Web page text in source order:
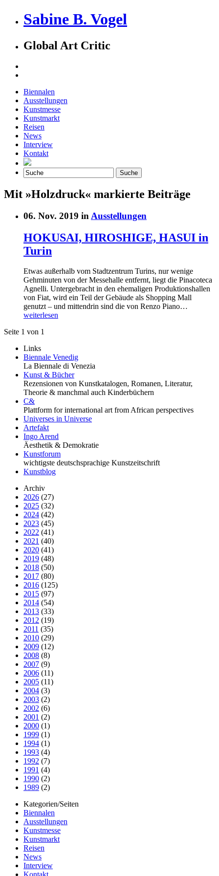
Sabine B. Vogel
Global Art Critic
Biennalen
Ausstellungen
Kunstmesse
Kunstmarkt
Reisen
News
Interview
Kontakt
Mit »Holzdruck« markierte Beiträge
06. Nov. 2019 in Ausstellungen
HOKUSAI, HIROSHIGE, HASUI in
Turin
Etwas außerhalb vom Stadtzentrum Turins, nur wenige
Gehminuten von der Messehalle entfernt, liegt die Pinacoteca
Agnelli. Untergebracht in den ehemaligen Produktionshallen
von Fiat, wird ein Teil der Gebäude als Shopping Mall
genutzt – und mittendrin sind die von Renzo Piano…
weiterlesen
Seite 1 von 1
Links
Biennale Venedig
La Biennale di Venezia
Kunst & Bücher
Rezensionen von Kunstkatalogen, Romanen, Literatur,
Theorie & manchmal auch Kinderbüchern
C&
Plattform for international art from African perspectives
Universes in Universe
Artefakt
Ingo Arend
Äesthetik & Demokratie
Kunstforum
wichtigste deutschsprachige Kunstzeitschrift
Kunstblog
Archiv
2026 (27)
2025 (32)
2024 (42)
2023 (45)
2022 (41)
2021 (40)
2020 (41)
2019 (48)
2018 (50)
2017 (80)
2016 (125)
2015 (97)
2014 (54)
2013 (33)
2012 (19)
2011 (35)
2010 (29)
2009 (12)
2008 (8)
2007 (9)
2006 (11)
2005 (11)
2004 (3)
2003 (2)
2002 (6)
2001 (2)
2000 (1)
1999 (1)
1994 (1)
1993 (4)
1992 (7)
1991 (4)
1990 (2)
1989 (2)
Kategorien/Seiten
Biennalen
Ausstellungen
Kunstmesse
Kunstmarkt
Reisen
News
Interview